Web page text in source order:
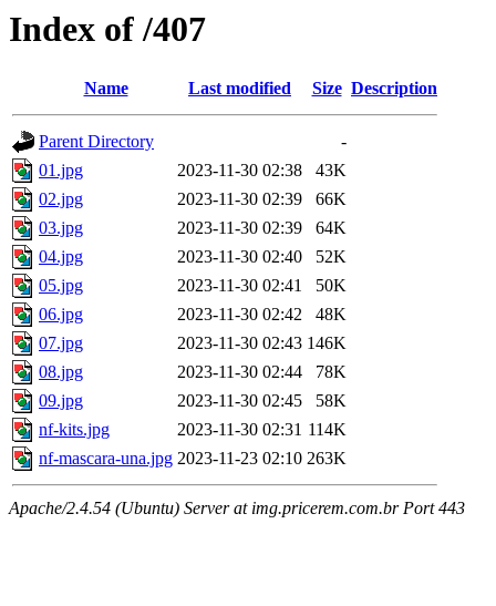
Index of /407
Name Last modified Size Description
Parent Directory
-
01.jpg
2023-11-30 02:38
43K
02.jpg
2023-11-30 02:39
66K
03.jpg
2023-11-30 02:39
64K
04.jpg
2023-11-30 02:40
52K
05.jpg
2023-11-30 02:41
50K
06.jpg
2023-11-30 02:42
48K
07.jpg
2023-11-30 02:43 146K
08.jpg
2023-11-30 02:44
78K
09.jpg
2023-11-30 02:45
58K
nf-kits.jpg
2023-11-30 02:31 114K
nf-mascara-una.jpg 2023-11-23 02:10 263K
Apache/2.4.54 (Ubuntu) Server at img.pricerem.com.br Port 443